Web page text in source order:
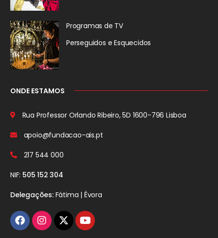
Programas de TV
Perseguidos e Esquecidos
ONDE ESTAMOS
Rua Professor Orlando Ribeiro, 5D 1600-796 Lisboa
apoio@fundacao-ais.pt
217 544 000
NIF: 505 152 304
Delegações:Fátima | Évora